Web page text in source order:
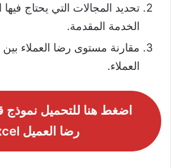
تحديد المجالات التي يحتاج
الخدمة المقدمة.
مقارنة مستوى رضا العملاء
العملاء.
اضغط هنا للتحميل
رضا العميل Excel